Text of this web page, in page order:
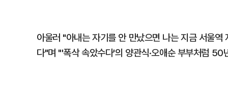
아울러 "아내는 자기를 안 만났으면 나는 지금 서울
다"며 "'폭삭 속았수다'의 양관식·오애순 부부처럼 50